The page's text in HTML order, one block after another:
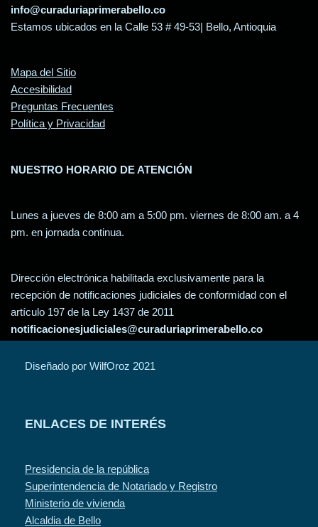
info@curaduriaprimerabello.co
Estamos ubicados en la Calle 53 # 49-53| Bello, Antioquia
Mapa del Sitio
Accesibilidad
Preguntas Frecuentes
Política y Privacidad
NUESTRO HORARIO DE ATENCIÓN
Lunes a jueves de 8:00 am a 5:00 pm. viernes de 8:00 am. a 4
pm. en jornada continua.
Dirección electrónica habilitada exclusivamente para la
recepción de notificaciones judiciales de conformidad con el
artículo 197 de la Ley 1437 de 2011
notificacionesjudiciales@curaduriaprimerabello.co
Diseñado por WilfOroz 2021
ENLACES DE INTERÉS
Presidencia de la república
Superintendencia de Notariado y Registro
Ministerio de vivienda
Alcaldia de Bello